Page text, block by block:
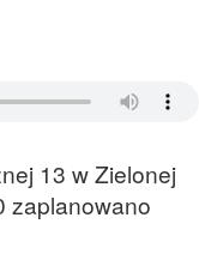
13 w Zielonej
zaplanowano